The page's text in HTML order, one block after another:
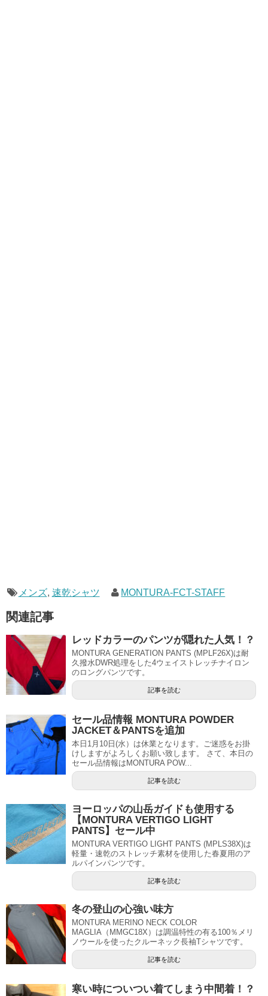
メンズ, 速乾シャツ MONTURA-FCT-STAFF
関連記事
レッドカラーのパンツが隠れた人気！？
MONTURA GENERATION PANTS (MPLF26X)は耐
久撥水DWR処理をした4ウェイストレッチナイロン
のロングパンツです。
記事を読む
セール品情報 MONTURA POWDER
JACKET＆PANTSを追加
本日1月10日(水）は休業となります。ご迷惑をお掛
けしますがよろしくお願い致します。 さて、本日の
セール品情報はMONTURA POW...
記事を読む
ヨーロッパの山岳ガイドも使用する
【MONTURA VERTIGO LIGHT
PANTS】セール中
MONTURA VERTIGO LIGHT PANTS (MPLS38X)は
軽量・速乾のストレッチ素材を使用した春夏用のア
ルパインパンツです。
記事を読む
冬の登山の心強い味方
MONTURA MERINO NECK COLOR
MAGLIA（MMGC18X）は調温特性の有る100％メリ
ノウールを使ったクルーネック長袖Tシャツです。
記事を読む
寒い時についつい着てしまう中間着！？